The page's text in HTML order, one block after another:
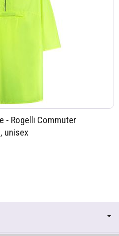
- Rogelli Commuter
unisex